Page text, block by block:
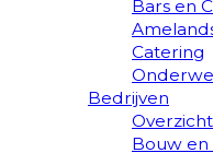
Bars en
Catering
Bedrijven
Bouw en